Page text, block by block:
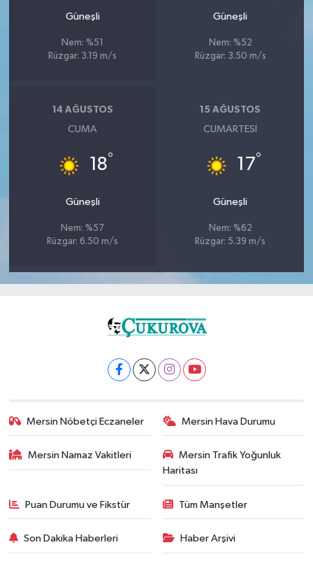
Güneşli
Nem: %51
Rüzgar: 3.19 m/s
Güneşli
Nem: %52
Rüzgar: 3.50 m/s
14 AĞUSTOS
CUMA
18°
Güneşli
Nem: %57
Rüzgar: 6.50 m/s
15 AĞUSTOS
CUMARTESI
17°
Güneşli
Nem: %62
Rüzgar: 5.39 m/s
Mersin Nöbetçi Eczaneler Mersin Hava Durumu
Mersin Namaz Vakitleri
Mersin Trafik Yoğunluk
Haritası
Puan Durumu ve Fikstür Tüm Manşetler
Son Dakika Haberleri Haber Arşivi